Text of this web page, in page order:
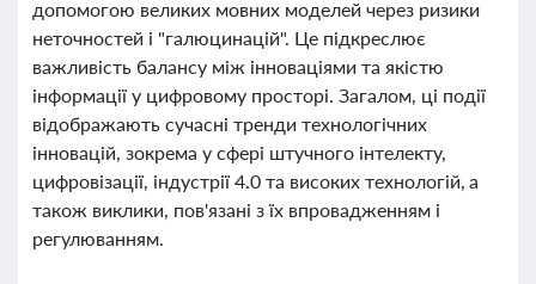
допомогою великих мовних моделей через ризики
неточностей і "галюцинацій". Це підкреслює
важливість балансу між інноваціями та якістю
інформації у цифровому просторі. Загалом, ці події
відображають сучасні тренди технологічних
інновацій, зокрема у сфері штучного інтелекту,
цифровізації, індустрії 4.0 та високих технологій, а
також виклики, пов'язані з їх впровадженням і
регулюванням.